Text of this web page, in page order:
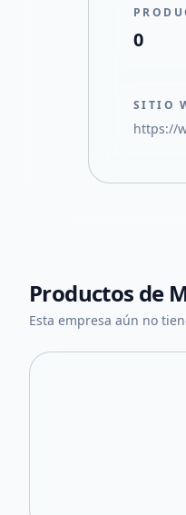
0
SITIO
Productos de
Esta empresa aún no